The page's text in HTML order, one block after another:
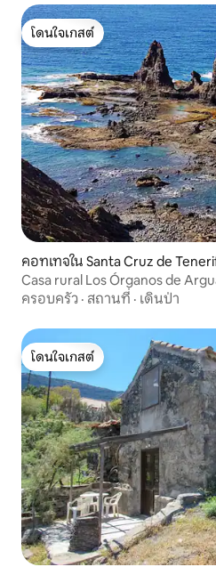
โดนใจเกสต์
โดนใจเกสต์
คอทเทจใน Santa Cruz de
Casa rural Los Órganos de
ครอบครัว · สถานที่ · เดินป่า
โดนใจเกสต์
โดนใจเกสต์